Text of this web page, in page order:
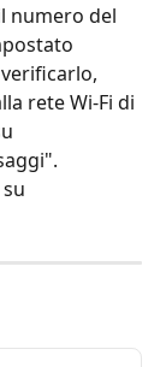
numero del
rete Wi-Fi di